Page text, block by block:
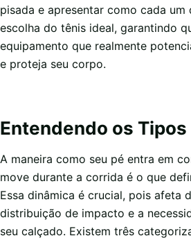
pisada e apresentar como cada um
escolha do tênis ideal, garantindo
equipamento que realmente
e proteja seu corpo.
Entendendo os Tipos
A maneira como seu pé entra em
move durante a corrida é o que
Essa dinâmica é crucial, pois afeta
distribuição de impacto e a
seu calçado. Existem três